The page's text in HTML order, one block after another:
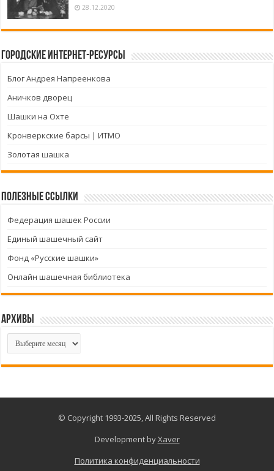
28.12.2020
Городские интернет-ресурсы
Блог Андрея Напреенкова
Аничков дворец
Шашки на Охте
Кронверкские барсы | ИТМО
Золотая шашка
Полезные ссылки
Федерация шашек России
Единый шашечный сайт
Фонд «Русские шашки»
Онлайн шашечная библиотека
Архивы
Архивы
© Copyright 1993-2025, All Rights Reserved
Development byXaver
Политика конфиденциальности